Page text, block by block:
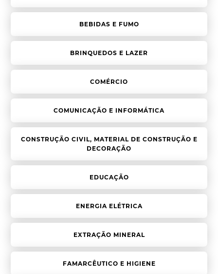
BEBIDAS E FUMO
BRINQUEDOS E LAZER
COMÉRCIO
COMUNICAÇÃO E INFORMÁTICA
CONSTRUÇÃO CIVIL, MATERIAL DE CONSTRUÇÃO E
DECORAÇÃO
EDUCAÇÃO
ENERGIA ELÉTRICA
EXTRAÇÃO MINERAL
FAMARCÊUTICO E HIGIENE